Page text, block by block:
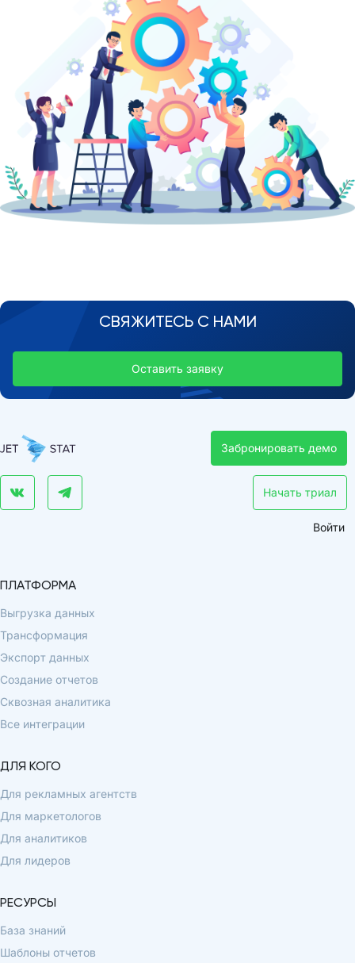
СВЯЖИТЕСЬ С НАМИ
Оставить заявку
Забронировать демо
Начать триал
Войти
ПЛАТФОРМА
Выгрузка данных
Трансформация
Экспорт данных
Создание отчетов
Сквозная аналитика
Все интеграции
ДЛЯ КОГО
Для рекламных агентств
Для маркетологов
Для аналитиков
Для лидеров
РЕСУРСЫ
База знаний
Шаблоны отчетов